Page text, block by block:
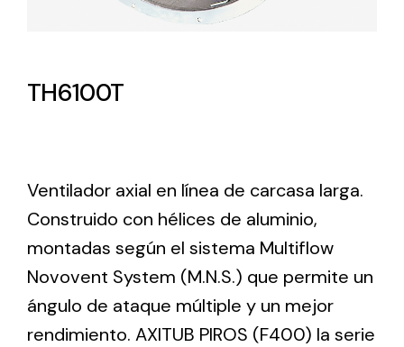
Amplia gama de ventiladores y equipos de
Ventilation
The incorporation of Novovent into the group
meant a greater offer of ventilation products for
different uses
TH6100T
Ventilador axial en línea de carcasa larga.
Construido con hélices de aluminio,
montadas según el sistema Multiflow
Novovent System (M.N.S.) que permite un
ángulo de ataque múltiple y un mejor
rendimiento. AXITUB PIROS (F400) la serie